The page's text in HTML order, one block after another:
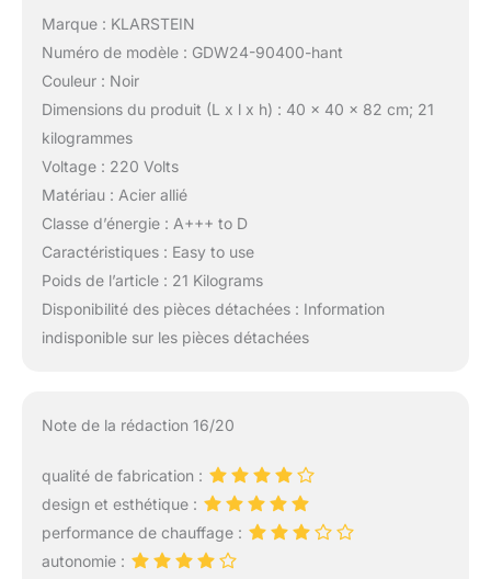
Marque : KLARSTEIN
Numéro de modèle : GDW24-90400-hant
Couleur : Noir
Dimensions du produit (L x l x h) : 40 x 40 x 82 cm; 21
kilogrammes
Voltage : 220 Volts
Matériau : Acier allié
Classe d’énergie : A+++ to D
Caractéristiques : Easy to use
Poids de l’article : 21 Kilograms
Disponibilité des pièces détachées : Information
indisponible sur les pièces détachées
Note de la rédaction 16/20
qualité de fabrication :
design et esthétique :
performance de chauffage :
autonomie :